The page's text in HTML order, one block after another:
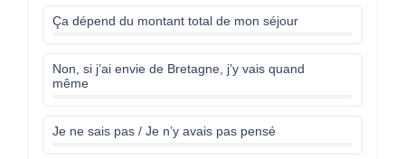
Ça dépend du montant total de mon séjour
Non, si j’ai envie de Bretagne, j’y vais quand
même
Je ne sais pas / Je n’y avais pas pensé